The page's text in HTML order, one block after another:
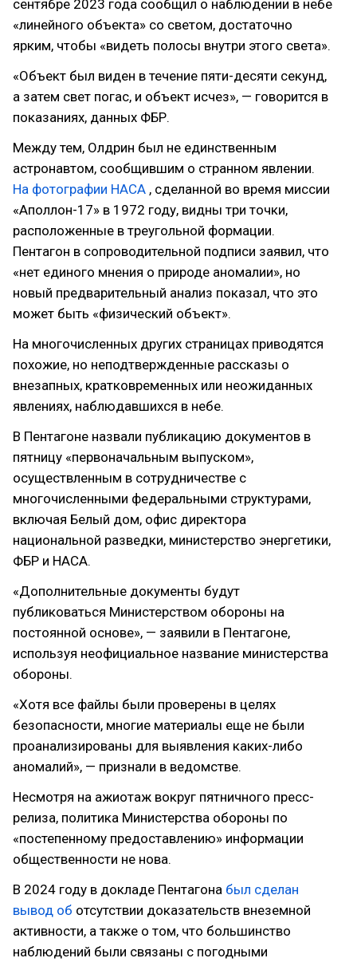
сентябре 2023 года сообщил о наблюдении в небе
«линейного объекта» со светом, достаточно
ярким, чтобы «видеть полосы внутри этого света».
«Объект был виден в течение пяти-десяти секунд,
а затем свет погас, и объект исчез», — говорится в
показаниях, данных ФБР.
Между тем, Олдрин был не единственным
астронавтом, сообщившим о странном явлении.
На фотографии НАСА , сделанной во время миссии
«Аполлон-17» в 1972 году, видны три точки,
расположенные в треугольной формации.
Пентагон в сопроводительной подписи заявил, что
«нет единого мнения о природе аномалии», но
новый предварительный анализ показал, что это
может быть «физический объект».
На многочисленных других страницах приводятся
похожие, но неподтвержденные рассказы о
внезапных, кратковременных или неожиданных
явлениях, наблюдавшихся в небе.
В Пентагоне назвали публикацию документов в
пятницу «первоначальным выпуском»,
осуществленным в сотрудничестве с
многочисленными федеральными структурами,
включая Белый дом, офис директора
национальной разведки, министерство энергетики,
ФБР и НАСА.
«Дополнительные документы будут
публиковаться Министерством обороны на
постоянной основе», — заявили в Пентагоне,
используя неофициальное название министерства
обороны.
«Хотя все файлы были проверены в целях
безопасности, многие материалы еще не были
проанализированы для выявления каких-либо
аномалий», — признали в ведомстве.
Несмотря на ажиотаж вокруг пятничного пресс-
релиза, политика Министерства обороны по
«постепенному предоставлению» информации
общественности не нова.
В 2024 году в докладе Пентагона был сделан
вывод об отсутствии доказательств внеземной
активности, а также о том, что большинство
наблюдений были связаны с погодными